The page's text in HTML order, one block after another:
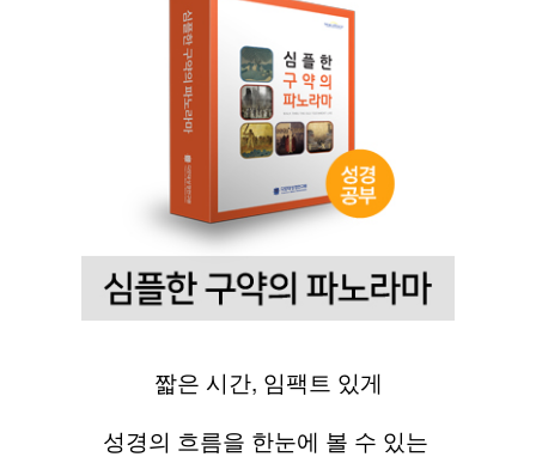
짧은 시간, 임팩트 있게
성경의 흐름을 한눈에 볼 수 있는